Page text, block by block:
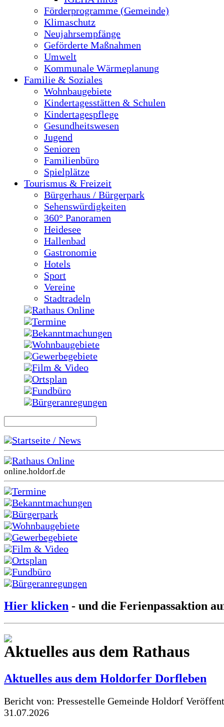
Förderprogramme (Gemeinde)
Klimaschutz
Neujahrsempfänge
Geförderte Maßnahmen
Umwelt
Kommunale Wärmeplanung
Familie & Soziales
Wohnbaugebiete
Kindertagesstätten & Schulen
Kindertagespflege
Gesundheitswesen
Jugend
Senioren
Familienbüro
Spielplätze
Tourismus & Freizeit
Bürgerhaus / Bürgerpark
Sehenswürdigkeiten
360° Panoramen
Heidesee
Hallenbad
Gastronomie
Hotels
Sport
Vereine
Stadtradeln
Rathaus Online
Termine
Bekanntmachungen
Wohnbaugebiete
Gewerbegebiete
Film & Video
Ortsplan
Fundbüro
Bürgeranregungen
Startseite / News
Rathaus Online
online.holdorf.de
Termine
Bekanntmachungen
Bürgerpark
Wohnbaugebiete
Gewerbegebiete
Film & Video
Ortsplan
Fundbüro
Bürgeranregungen
Hier klicken - und die Ferienpassaktion
Aktuelles aus dem Rathaus
Aktuelles aus dem Holdorfer Dorfleben
Bericht von: Pressestelle Gemeinde Holdorf
31.07.2026